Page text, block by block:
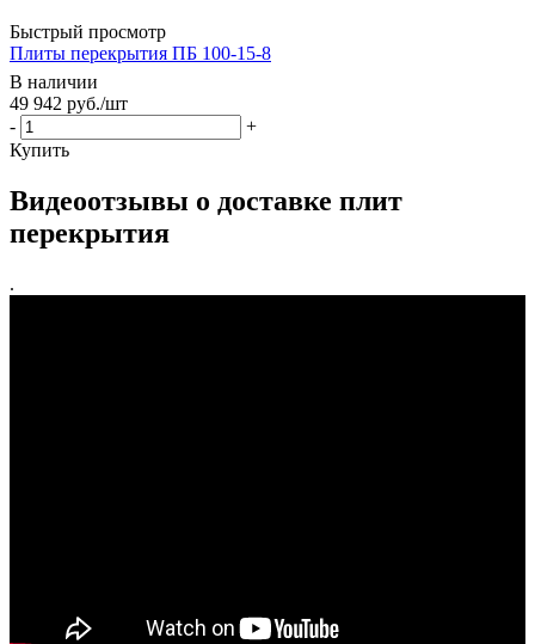
Быстрый просмотр
Плиты перекрытия ПБ 100-15-8
В наличии
49 942 руб./шт
-
+
Купить
Видеоотзывы о доставке плит
перекрытия
.